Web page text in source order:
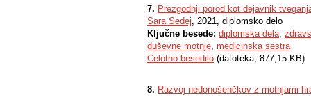
7. Prezgodnji porod kot dejavnik
Sara Sedej, 2021, diplomsko delo
Ključne besede: diplomska dela,
duševne motnje, medicinska sestra
Celotno besedilo (datoteka, 877,15 KB)
8. Razvoj nedonošenčkov z motnjami